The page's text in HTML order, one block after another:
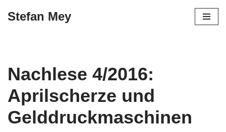
Stefan Mey
Nachlese 4/2016:
Aprilscherze und
Gelddruckmaschinen